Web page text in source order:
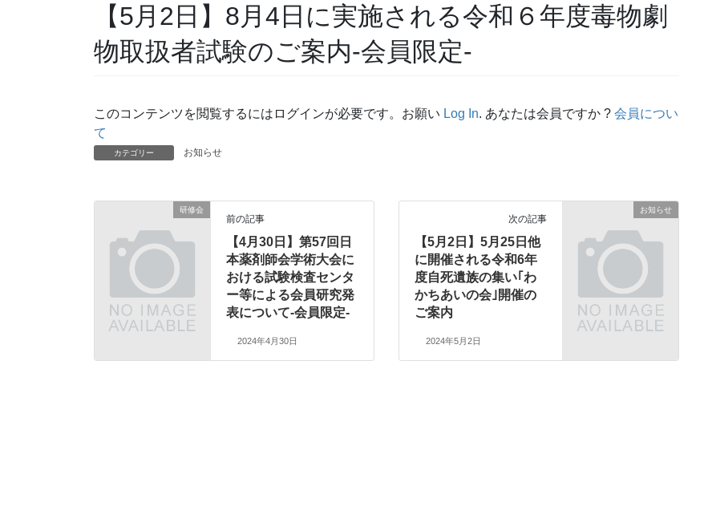
【5月2日】8月4日に実施される令和６年度毒物劇
物取扱者試験のご案内-会員限定-
このコンテンツを閲覧するにはログインが必要です。お願い Log In. あなたは会員ですか ? 会員につい
て
カテゴリー お知らせ
研修会
前の記事
【4月30日】第57回日
本薬剤師会学術大会に
おける試験検査センタ
ー等による会員研究発
表について-会員限定-
2024年4月30日
お知らせ
次の記事
【5月2日】5月25日他
に開催される令和6年
度自死遺族の集い｢わ
かちあいの会｣開催の
ご案内
2024年5月2日